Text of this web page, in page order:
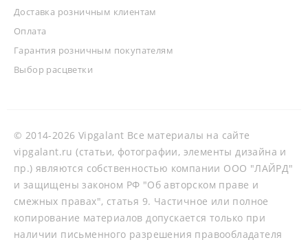
Доставка розничным клиентам
Оплата
Гарантия розничным покупателям
Выбор расцветки
© 2014-2026 Vipgalant Все материалы на сайте
vipgalant.ru (статьи, фотографии, элементы дизайна и
пр.) являются собственностью компании ООО "ЛАЙРД"
и защищены законом РФ "Об авторском праве и
смежных правах", статья 9. Частичное или полное
копирование материалов допускается только при
наличии письменного разрешения правообладателя